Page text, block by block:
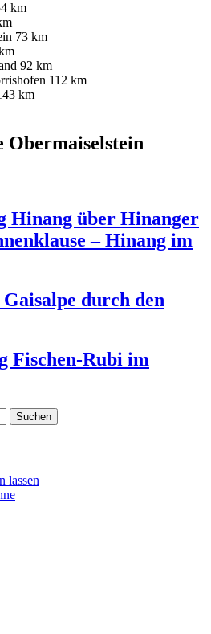
km
73 km
92 km
112 km
km
Obermaiselstein
Hinang über Hinanger
– Hinang im
durch den
Fischen-Rubi im
lassen